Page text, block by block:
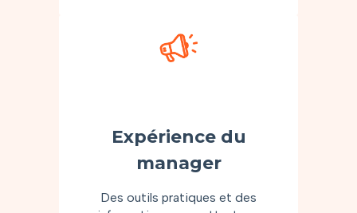
Expérience du
manager
Des outils pratiques et des